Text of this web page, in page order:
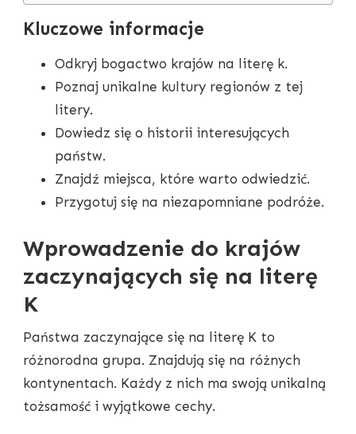
Kluczowe informacje
Odkryj bogactwo krajów na literę k.
Poznaj unikalne kultury regionów z tej
litery.
Dowiedz się o historii interesujących
państw.
Znajdź miejsca, które warto odwiedzić.
Przygotuj się na niezapomniane podróże.
Wprowadzenie do krajów
zaczynających się na literę
K
Państwa zaczynające się na literę K to
różnorodna grupa. Znajdują się na różnych
kontynentach. Każdy z nich ma swoją unikalną
tożsamość i wyjątkowe cechy.